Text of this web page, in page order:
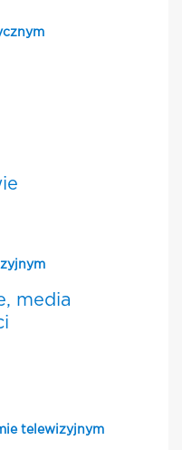
media
telewizyjnym